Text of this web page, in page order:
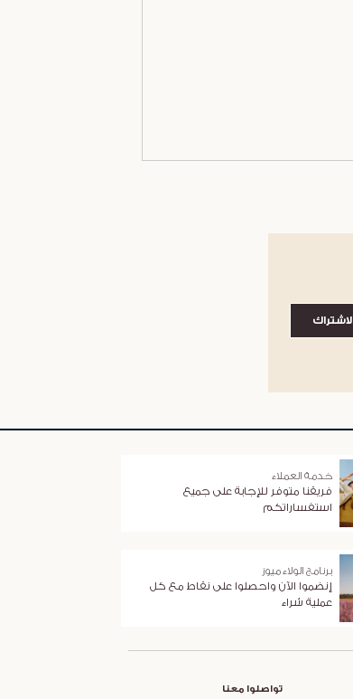
الاشتراك
خدمة العملاء
فريقنا متوفر للإجابة على جميع
استفساراتكم
برنامج الولاء ميوز
إنضموا الآن واحصلوا على نقاط مع كل
عملية شراء
تواصلوا معنا